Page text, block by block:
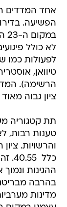
אחד המדדים
הפשיעה.
לא כולל
לפעולות כמו
טיוואן,
ציון גבוה מאוד
תת קטגוריה
טענות רבות,
והרשויות.
כלל
ההגינות
בהרבה
מדינות